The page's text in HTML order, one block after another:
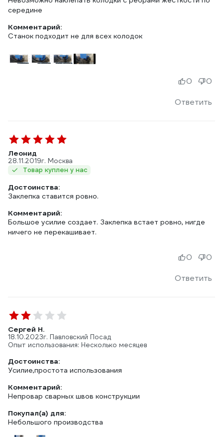
середине
Комментарий:
Станок подходит не для всех колодок
Ответить
0 0
Леонид
28.11.2019г. Москва
Товар куплен у нас
Достоинства:
Заклепка ставится ровно.
Комментарий:
Большое усилие создает. Заклепка встает ровно, нигде
ничего не перекашивает.
Ответить
0 0
Сергей Н.
18.10.2023г. Павловский Посад
Опыт использования: Несколько месяцев
Достоинства:
Усилие,простота использования
Комментарий:
Непровар сварных швов конструкции
Покупал(а) для:
Небольшого производства